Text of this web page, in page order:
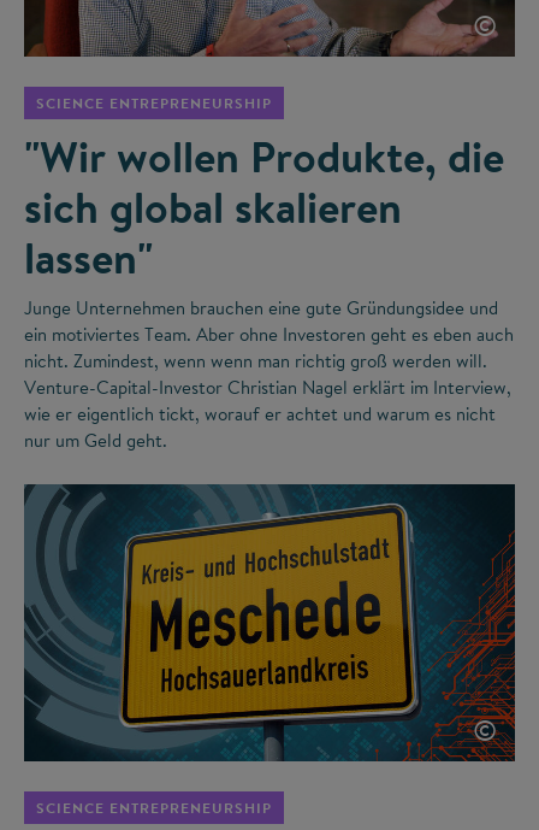
©
SCIENCE ENTREPRENEURSHIP
"Wir wollen Produkte, die
sich global skalieren
lassen"
Junge Unternehmen brauchen eine gute Gründungsidee und
ein motiviertes Team. Aber ohne Investoren geht es eben auch
nicht. Zumindest, wenn wenn man richtig groß werden will.
Venture-Capital-Investor Christian Nagel erklärt im Interview,
wie er eigentlich tickt, worauf er achtet und warum es nicht
nur um Geld geht.
©
SCIENCE ENTREPRENEURSHIP